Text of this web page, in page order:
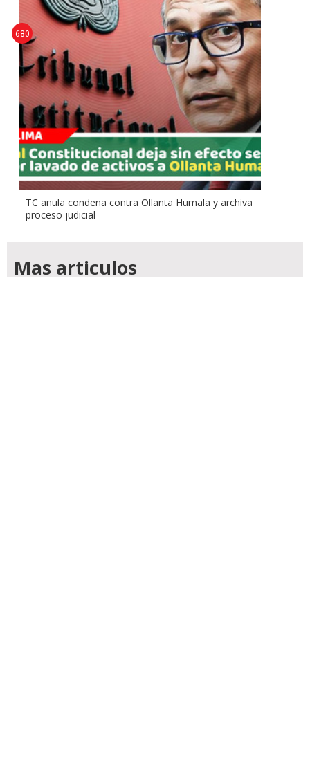
TC anula condena contra Ollanta Humala y archiva
proceso judicial
680
Mas articulos